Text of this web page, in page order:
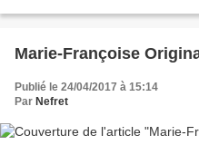
Marie-Françoise
Publié le 24/04/2017 à 15:14
Par Nefret